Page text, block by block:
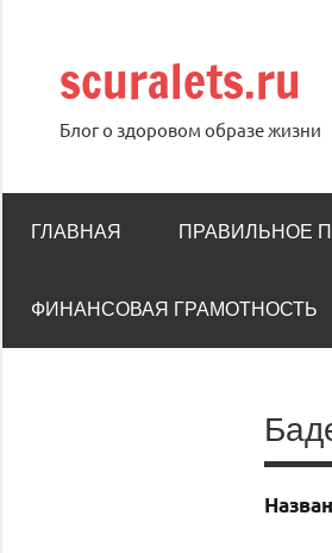
содержимому
scuralets.ru
Блог о здоровом образе жизни
ГЛАВНАЯ ПРАВИЛЬНОЕ
ФИНАНСОВАЯ ГРАМОТНОСТЬ